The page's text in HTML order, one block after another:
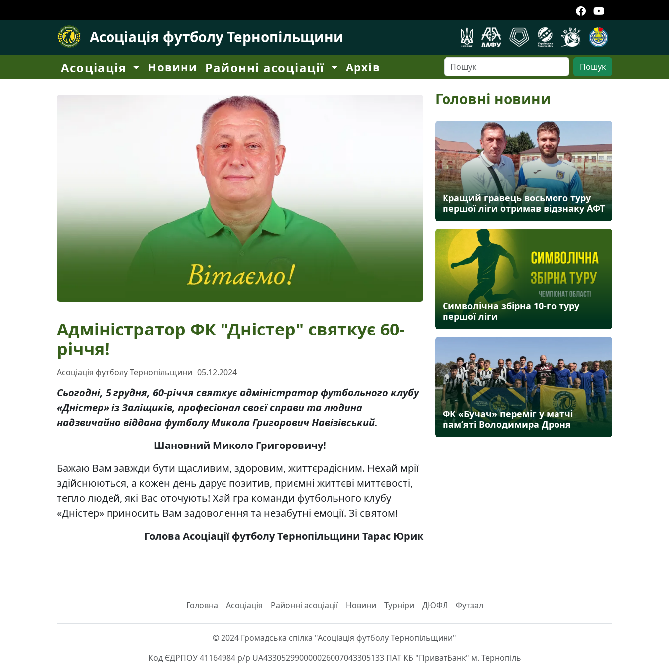
Асоціація футболу Тернопільщини
Асоціація Новини Районні асоціації Архів Пошук
Адміністратор ФК "Дністер" святкує 60-
річчя!
Асоціація футболу Тернопільщини 05.12.2024
Сьогодні, 5 грудня, 60-річчя святкує адміністратор футбольного клубу
«Дністер» із Заліщиків, професіонал своєї справи та людина
надзвичайно віддана футболу Микола Григорович Навізівський.
Шановний Миколо Григоровичу!
Бажаю Вам завжди бути щасливим, здоровим, життєрадісним. Нехай мрії
здійснюються, а кожен день дарує позитив, приємні життєві миттєвості,
тепло людей, які Вас оточують! Хай гра команди футбольного клубу
«Дністер» приносить Вам задоволення та незабутні емоції. Зі святом!
Голова Асоціації футболу Тернопільщини Тарас Юрик
Головні новини
Кращий гравець восьмого туру
першої ліги отримав відзнаку АФТ
Символічна збірна 10-го туру
першої ліги
ФК «Бучач» переміг у матчі
пам’яті Володимира Дроня
Головна Асоціація Районні асоціації Новини Турніри ДЮФЛ Футзал
© 2024 Громадська спілка "Асоціація футболу Тернопільщини"
Код ЄДРПОУ 41164984 р/р UA433052990000026007043305133 ПАТ КБ "ПриватБанк" м. Тернопіль